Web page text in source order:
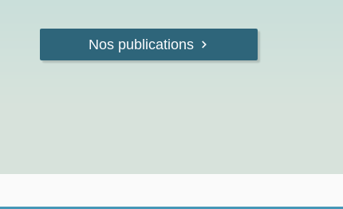
Nos publications